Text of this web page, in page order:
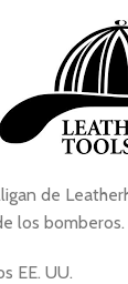
de
los bomberos.
EE. UU.